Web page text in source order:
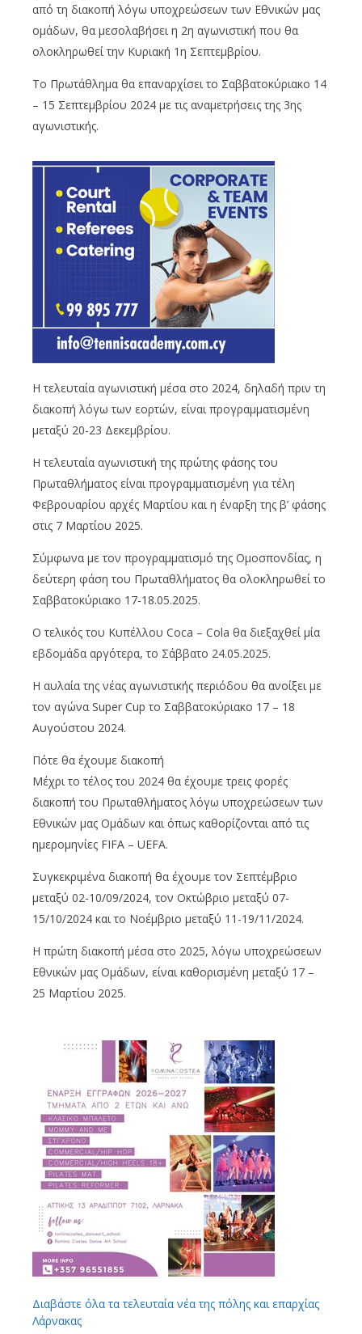
από τη διακοπή λόγω υποχρεώσεων των Εθνικών μας
ομάδων, θα μεσολαβήσει η 2η αγωνιστική που θα
ολοκληρωθεί την Κυριακή 1η Σεπτεμβρίου.
Το Πρωτάθλημα θα επαναρχίσει το Σαββατοκύριακο 14
– 15 Σεπτεμβρίου 2024 με τις αναμετρήσεις της 3ης
αγωνιστικής.
Η τελευταία αγωνιστική μέσα στο 2024, δηλαδή πριν τη
διακοπή λόγω των εορτών, είναι προγραμματισμένη
μεταξύ 20-23 Δεκεμβρίου.
Η τελευταία αγωνιστική της πρώτης φάσης του
Πρωταθλήματος είναι προγραμματισμένη για τέλη
Φεβρουαρίου αρχές Μαρτίου και η έναρξη της β’ φάσης
στις 7 Μαρτίου 2025.
Σύμφωνα με τον προγραμματισμό της Ομοσπονδίας, η
δεύτερη φάση του Πρωταθλήματος θα ολοκληρωθεί το
Σαββατοκύριακο 17-18.05.2025.
Ο τελικός του Κυπέλλου Coca – Cola θα διεξαχθεί μία
εβδομάδα αργότερα, το Σάββατο 24.05.2025.
Η αυλαία της νέας αγωνιστικής περιόδου θα ανοίξει με
τον αγώνα Super Cup το Σαββατοκύριακο 17 – 18
Αυγούστου 2024.
Πότε θα έχουμε διακοπή
Μέχρι το τέλος του 2024 θα έχουμε τρεις φορές
διακοπή του Πρωταθλήματος λόγω υποχρεώσεων των
Εθνικών μας Ομάδων και όπως καθορίζονται από τις
ημερομηνίες FIFA – UEFA.
Συγκεκριμένα διακοπή θα έχουμε τον Σεπτέμβριο
μεταξύ 02-10/09/2024, τον Οκτώβριο μεταξύ 07-
15/10/2024 και το Νοέμβριο μεταξύ 11-19/11/2024.
Η πρώτη διακοπή μέσα στο 2025, λόγω υποχρεώσεων
Εθνικών μας Ομάδων, είναι καθορισμένη μεταξύ 17 –
25 Μαρτίου 2025.
Διαβάστε όλα τα τελευταία νέα της πόλης και επαρχίας
Λάρνακας